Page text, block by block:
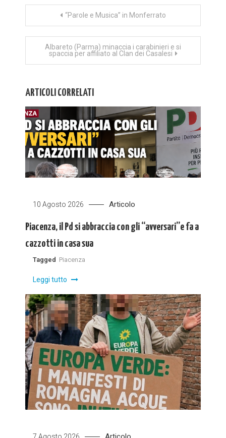
Navigazione
articoli
“Parole e Musica” in Monferrato
Albareto (Parma) minaccia i carabinieri e si
spaccia per affiliato al Clan dei Casalesi
ARTICOLI CORRELATI
10 Agosto 2026 Articolo
Piacenza, il Pd si abbraccia con gli “avversari”e fa a
cazzotti in casa sua
Tagged Piacenza
Leggi tutto
7 Agosto 2026